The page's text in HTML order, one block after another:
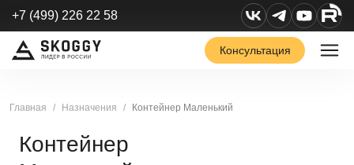
+7 (499) 226 22 58
Консультация
Главная Назначения Контейнер Маленький
Контейнер